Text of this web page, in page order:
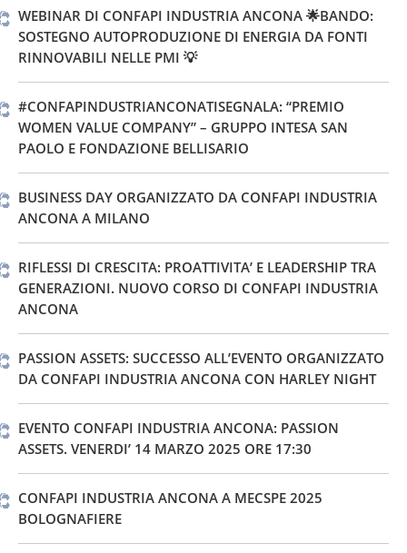
WEBINAR DI CONFAPI INDUSTRIA ANCONA 🌟BANDO:
SOSTEGNO AUTOPRODUZIONE DI ENERGIA DA FONTI
RINNOVABILI NELLE PMI 💡
#CONFAPINDUSTRIANCONATISEGNALA: “PREMIO
WOMEN VALUE COMPANY” – GRUPPO INTESA SAN
PAOLO E FONDAZIONE BELLISARIO
BUSINESS DAY ORGANIZZATO DA CONFAPI INDUSTRIA
ANCONA A MILANO
RIFLESSI DI CRESCITA: PROATTIVITA’ E LEADERSHIP TRA
GENERAZIONI. NUOVO CORSO DI CONFAPI INDUSTRIA
ANCONA
PASSION ASSETS: SUCCESSO ALL’EVENTO ORGANIZZATO
DA CONFAPI INDUSTRIA ANCONA CON HARLEY NIGHT
EVENTO CONFAPI INDUSTRIA ANCONA: PASSION
ASSETS. VENERDI’ 14 MARZO 2025 ORE 17:30
CONFAPI INDUSTRIA ANCONA A MECSPE 2025
BOLOGNAFIERE